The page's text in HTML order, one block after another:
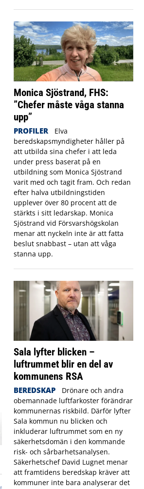
Monica Sjöstrand, FHS:
”Chefer måste våga stanna
upp”
PROFILER
Elva
beredskapsmyndigheter håller på
att utbilda sina chefer i att leda
under press baserat på en
utbildning som Monica Sjöstrand
varit med och tagit fram. Och redan
efter halva utbildningstiden
upplever över 80 procent att de
stärkts i sitt ledarskap. Monica
Sjöstrand vid Försvarshögskolan
menar att nyckeln inte är att fatta
beslut snabbast – utan att våga
stanna upp.
Sala lyfter blicken –
luftrummet blir en del av
kommunens RSA
BEREDSKAP
Drönare och andra
obemannade luftfarkoster förändrar
kommunernas riskbild. Därför lyfter
Sala kommun nu blicken och
inkluderar luftrummet som en ny
säkerhetsdomän i den kommande
risk- och sårbarhetsanalysen.
Säkerhetschef David Lugnet menar
att framtidens beredskap kräver att
kommuner inte bara analyserar det